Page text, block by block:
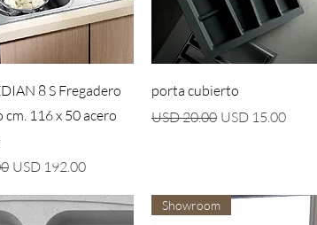
Vista rápida8 S Fregadero
116 x 50 acero
Precio de oferta
USD 192.00
Vista rápida
porta cubierto
Precio
USD 20.00 Precio de oferta
USD 15.00
Showroom